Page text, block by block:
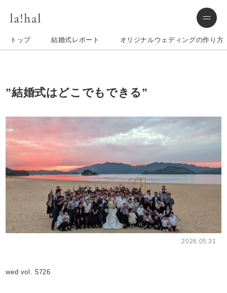
トップ 結婚式レポート オリジナルウェディングの作り方
”結婚式はどこでもできる”
2026.05.31
wed vol. 5726